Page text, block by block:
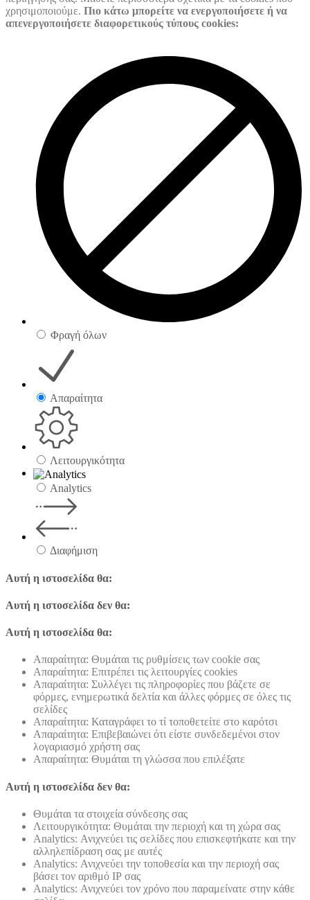
χρησιμοποιούμε. Πιο κάτω μπορείτε να ενεργοποιήσετε ή να
απενεργοποιήσετε διαφορετικούς τύπους cookies:
Φραγή όλων
Απαραίτητα
Λειτουργικότητα
Analytics
Διαφήμιση
Αυτή η ιστοσελίδα θα:
Αυτή η ιστοσελίδα δεν θα:
Αυτή η ιστοσελίδα θα:
Απαραίτητα: Θυμάται τις ρυθμίσεις των cookie σας
Απαραίτητα: Επιτρέπει τις λειτουργίες cookies
Απαραίτητα: Συλλέγει τις πληροφορίες που βάζετε σε
φόρμες, ενημερωτικά δελτία και άλλες φόρμες σε όλες τις
σελίδες
Απαραίτητα: Καταγράφει το τί τοποθετείτε στο καρότσι
Απαραίτητα: Επιβεβαιώνει ότι είστε συνδεδεμένοι στον
λογαριασμό χρήστη σας
Απαραίτητα: Θυμάται τη γλώσσα που επιλέξατε
Αυτή η ιστοσελίδα δεν θα:
Θυμάται τα στοιχεία σύνδεσης σας
Λειτουργικότητα: Θυμάται την περιοχή και τη χώρα σας
Analytics: Ανιχνεύει τις σελίδες που επισκεφτήκατε και την
αλληλεπίδραση σας με αυτές
Analytics: Ανιχνεύει την τοποθεσία και την περιοχή σας
βάσει τον αριθμό ΙΡ σας
Analytics: Ανιχνεύει τον χρόνο που παραμείνατε στην κάθε